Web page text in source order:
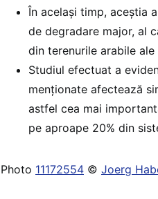
În același timp, aceștia
de degradare major, al
din terenurile arabile ale
Studiul efectuat a
menționate afectează
astfel cea mai
pe aproape 20% din
Photo 11172554 © Joerg